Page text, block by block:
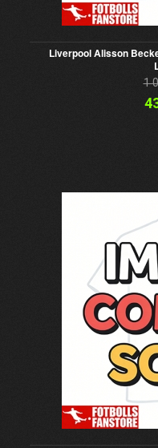
Liverpool Alisson
1